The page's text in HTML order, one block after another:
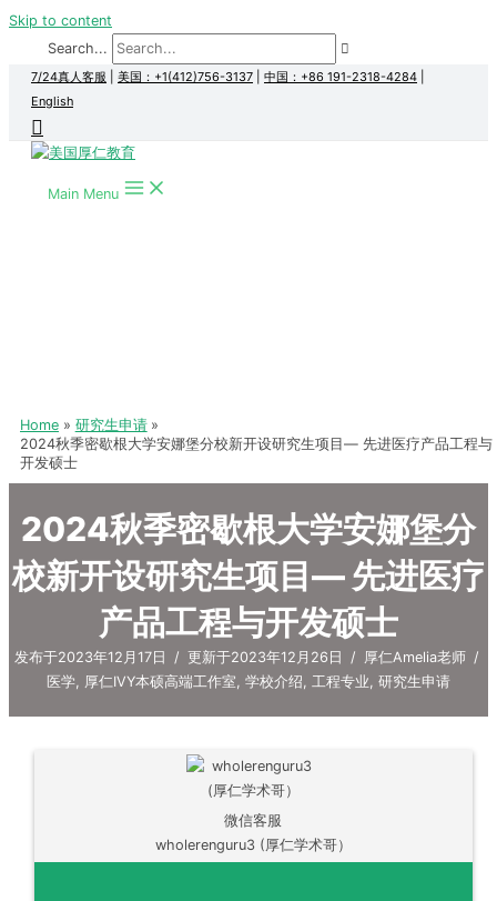
Skip to content
Search...
7/24真人客服 美国：+1(412)756-3137 中国：+86 191-2318-4284
English
Main Menu
Home
研究生申请
2024秋季密歇根大学安娜堡分校新开设研究生项目— 先进医疗产品工程与
开发硕士
2024秋季密歇根大学安娜堡分
校新开设研究生项目— 先进医疗
产品工程与开发硕士
发布于2023年12月17日 / 更新于2023年12月26日 / 厚仁Amelia老师 /
医学, 厚仁IVY本硕高端工作室, 学校介绍, 工程专业, 研究生申请
微信客服
wholerenguru3 (厚仁学术哥）